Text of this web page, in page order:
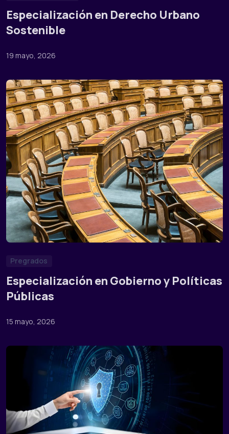
Especialización en Derecho Urbano
Sostenible
19 mayo, 2026
Pregrados
Especialización en Gobierno y Políticas
Públicas
15 mayo, 2026